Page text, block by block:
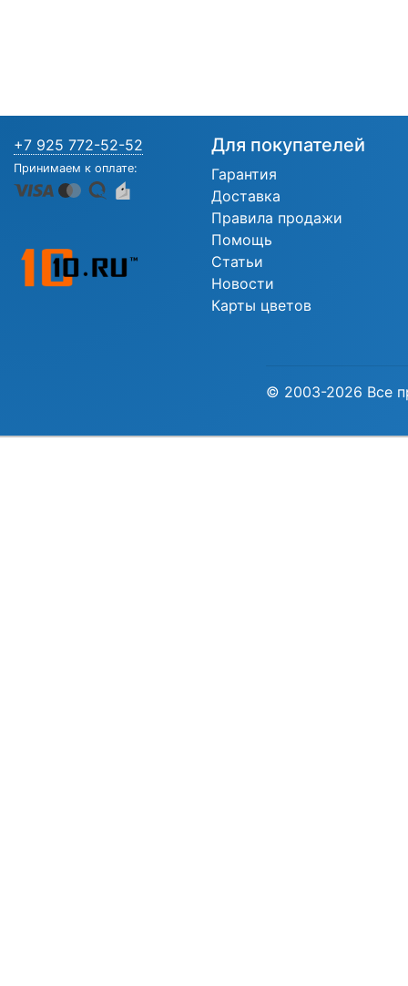
+7 925 772-52-52
Принимаем к оплате:
Для покупателей
Гарантия
Доставка
Правила продажи
Помощь
Статьи
Новости
Карты цветов
© 2003-2026 Все